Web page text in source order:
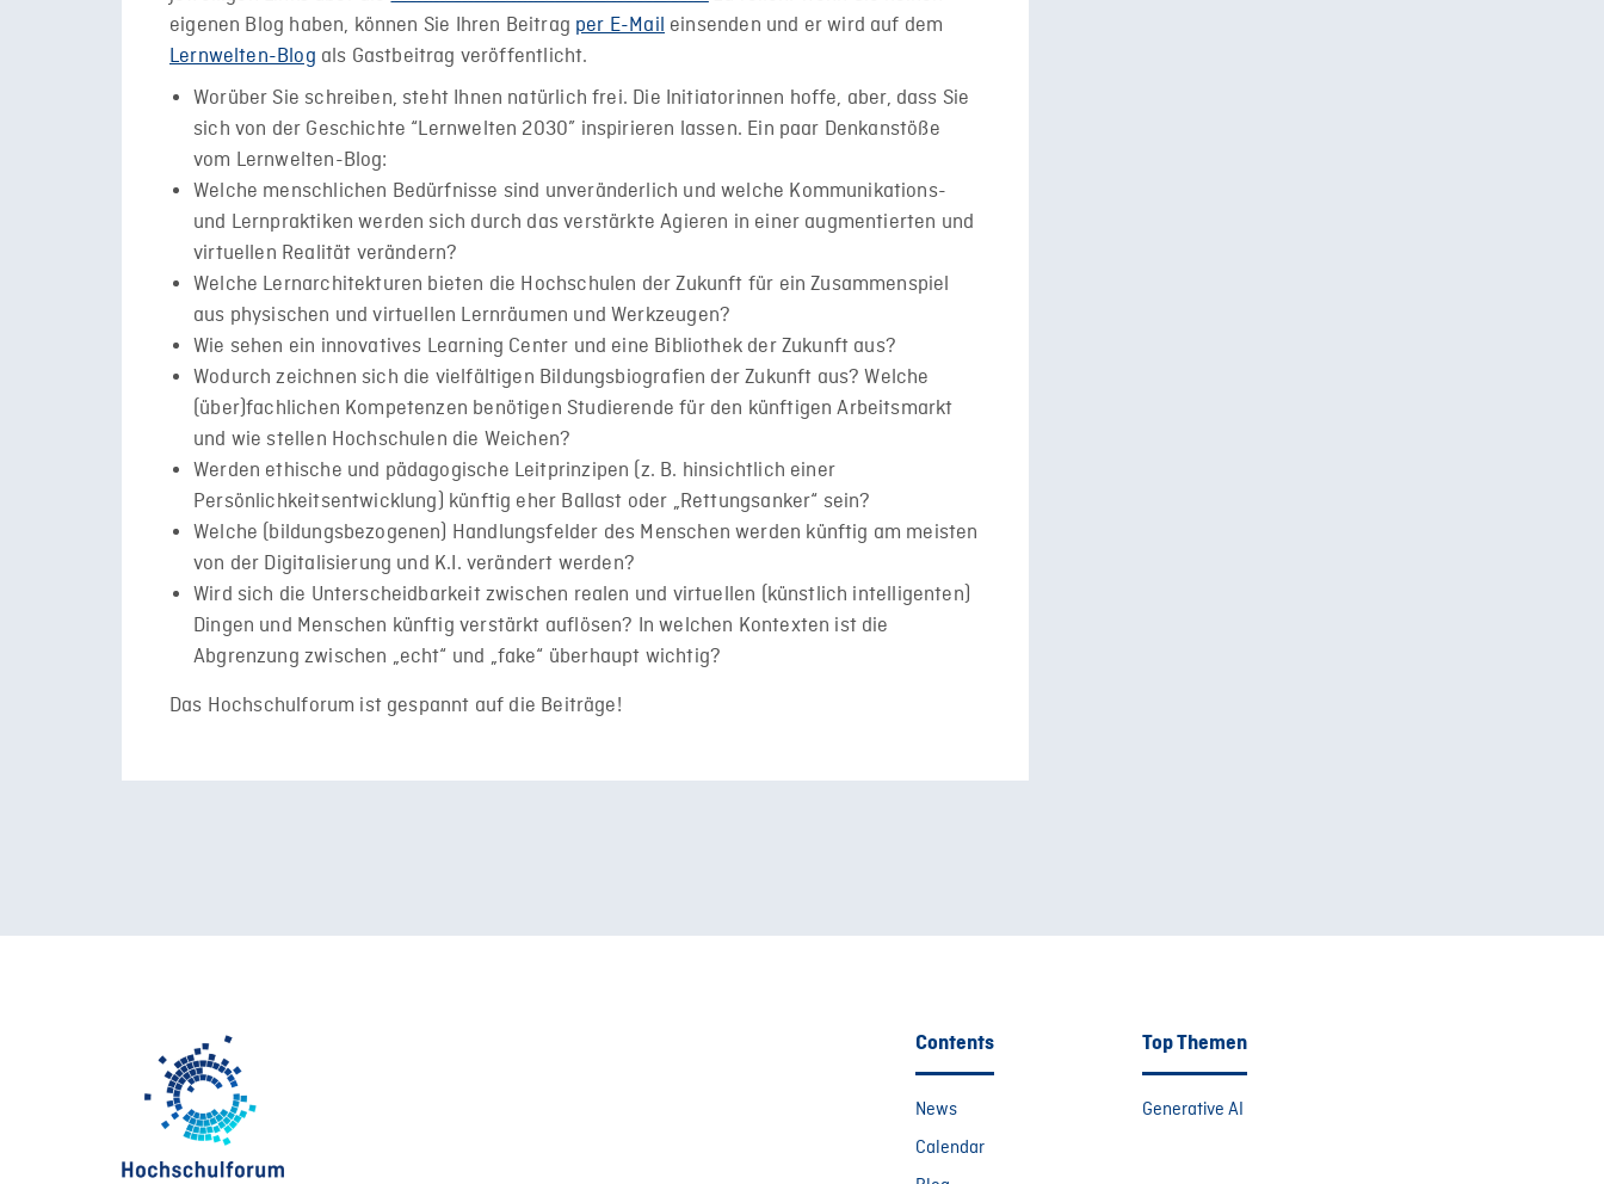
eigenen Blog haben, können Sie Ihren Beitrag per E-Mail einsenden und er wird auf dem
Lernwelten-Blog als Gastbeitrag veröffentlicht.
Worüber Sie schreiben, steht Ihnen natürlich frei. Die Initiatorinnen hoffe, aber, dass Sie
sich von der Geschichte “Lernwelten 2030” inspirieren lassen. Ein paar Denkanstöße
vom Lernwelten-Blog:
Welche menschlichen Bedürfnisse sind unveränderlich und welche Kommunikations-
und Lernpraktiken werden sich durch das verstärkte Agieren in einer augmentierten und
virtuellen Realität verändern?
Welche Lernarchitekturen bieten die Hochschulen der Zukunft für ein Zusammenspiel
aus physischen und virtuellen Lernräumen und Werkzeugen?
Wie sehen ein innovatives Learning Center und eine Bibliothek der Zukunft aus?
Wodurch zeichnen sich die vielfältigen Bildungsbiografien der Zukunft aus? Welche
(über)fachlichen Kompetenzen benötigen Studierende für den künftigen Arbeitsmarkt
und wie stellen Hochschulen die Weichen?
Werden ethische und pädagogische Leitprinzipen (z. B. hinsichtlich einer
Persönlichkeitsentwicklung) künftig eher Ballast oder „Rettungsanker“ sein?
Welche (bildungsbezogenen) Handlungsfelder des Menschen werden künftig am meisten
von der Digitalisierung und K.I. verändert werden?
Wird sich die Unterscheidbarkeit zwischen realen und virtuellen (künstlich intelligenten)
Dingen und Menschen künftig verstärkt auflösen? In welchen Kontexten ist die
Abgrenzung zwischen „echt“ und „fake“ überhaupt wichtig?
Das Hochschulforum ist gespannt auf die Beiträge!
Contents
News
Calendar
Top Themen
Generative AI